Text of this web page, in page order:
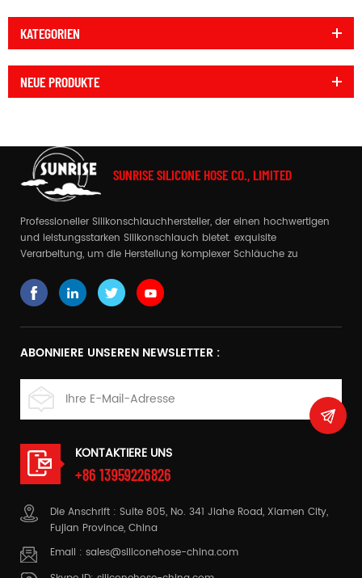
KATEGORIEN
NEUE PRODUKTE
SUNRISE SILICONE HOSE CO., LIMITED
Professioneller Silikonschlauchhersteller, der einen hochwertigen
und leistungsstarken Silikonschlauch bietet. exquisite
Verarbeitung, um die Herstellung komplexer Schläuche zu
ABONNIERE UNSEREN NEWSLETTER :
KONTAKTIERE UNS
+86 13959226826
Die Anschrift : Suite 805, No. 341 Jiahe Road, Xiamen City,
Fujian Province, China
Email : sales@siliconehose-china.com